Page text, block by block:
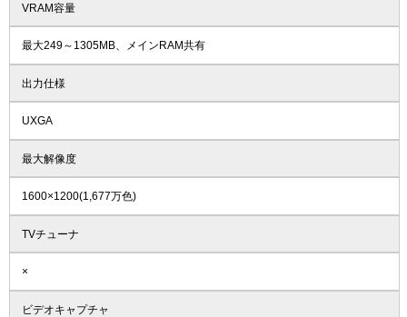
VRAM容量
最大249～1305MB、メインRAM共有
出力仕様
UXGA
最大解像度
1600×1200(1,677万色)
TVチューナ
×
ビデオキャプチャ